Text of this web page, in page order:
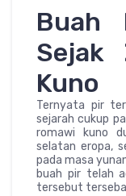
Buah
Sejak
Kuno
Ternyata pir
sejarah cukup
romawi kuno
selatan eropa,
pada masa
buah pir telah
tersebut